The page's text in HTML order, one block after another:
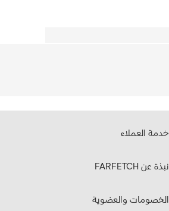
خدمة العملاء
نبذة عن FARFETCH
الخصومات والعضوية